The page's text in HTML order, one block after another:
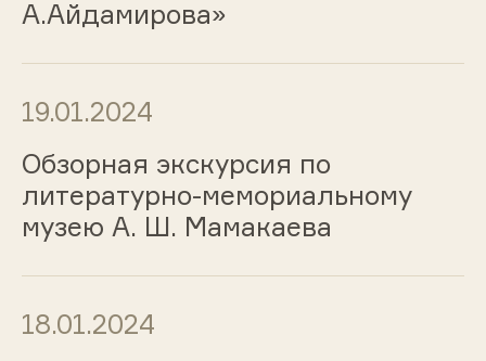
А.Айдамирова»
19.01.2024
Обзорная экскурсия по
литературно-мемориальному
музею А. Ш. Мамакаева
18.01.2024